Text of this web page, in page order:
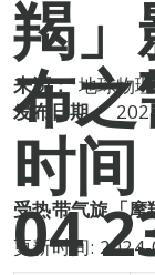
羯
布
时
04
来源： 地球物
发布日期：
受热带气旋「
更新时间: